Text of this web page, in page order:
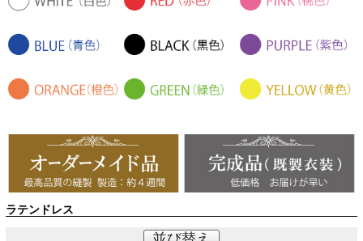
ラテンドレス